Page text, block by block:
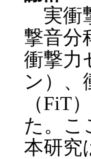
実衝
撃音分
衝撃力
ン）、
（FiT
た。こ
本研究